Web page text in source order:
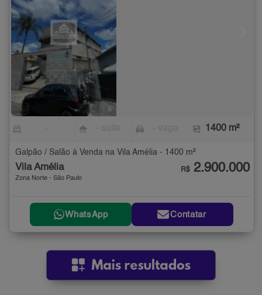
1400 m²
Galpão / Salão à Venda na Vila Amélia - 1400 m²
Vila Amélia
Zona Norte - São Paulo
R$ 2.900.000
WhatsApp Contatar